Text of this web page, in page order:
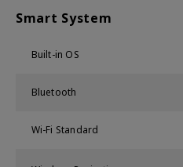
Smart System
Built-in OS
Bluetooth
Wi-Fi Standard